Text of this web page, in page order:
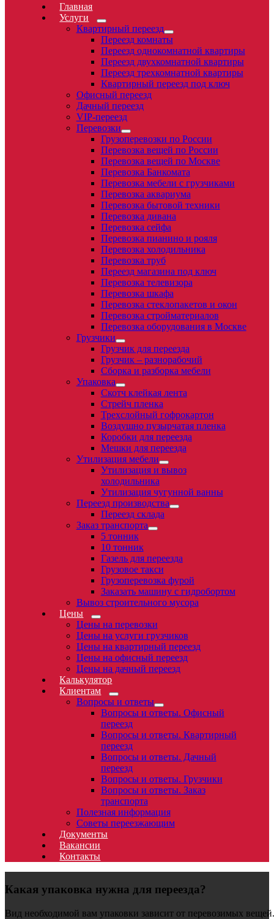
Главная
Услуги
Квартирный переезд
Переезд комнаты
Переезд однокомнатной квартиры
Переезд двухкомнатной квартиры
Переезд трехкомнатной квартиры
Квартирный переезд под ключ
Офисный переезд
Дачный переезд
VIP-переезд
Перевозки
Грузоперевозки по России
Перевозка вещей по России
Перевозка вещей по Москве
Перевозка Банкомата
Перевозка мебели с грузчиками
Перевозка аквариума
Перевозка бытовой техники
Перевозка дивана
Перевозка сейфа
Перевозка пианино и рояля
Перевозка холодильника
Перевозка труб
Переезд магазина под ключ
Перевозка телевизора
Перевозка шкафа
Перевозка стеклопакетов и окон
Перевозка стройматериалов
Перевозка оборудования в Москве
Грузчики
Грузчик для переезда
Грузчик – разнорабочий
Сборка и разборка мебели
Упаковка
Скотч клейкая лента
Стрейч пленка
Трехслойный гофрокартон
Воздушно пузырчатая пленка
Коробки для переезда
Мешки для переезда
Утилизация мебели
Утилизация и вывоз
холодильника
Утилизация чугунной ванны
Переезд производства
Переезд склада
Заказ транспорта
5 тонник
10 тонник
Газель для переезда
Грузовое такси
Грузоперевозка фурой
Заказать машину с гидробортом
Вывоз строительного мусора
Цены
Цены на перевозки
Цены на услуги грузчиков
Цены на квартирный переезд
Цены на офисный переезд
Цены на дачный переезд
Калькулятор
Клиентам
Вопросы и ответы
Вопросы и ответы. Офисный
переезд
Вопросы и ответы. Квартирный
переезд
Вопросы и ответы. Дачный
переезд
Вопросы и ответы. Грузчики
Вопросы и ответы. Заказ
транспорта
Полезная информация
Cоветы переезжающим
Документы
Вакансии
Контакты
Какая упаковка нужна для переезда?
Вид необходимой вам упаковки зависит от перевозимых